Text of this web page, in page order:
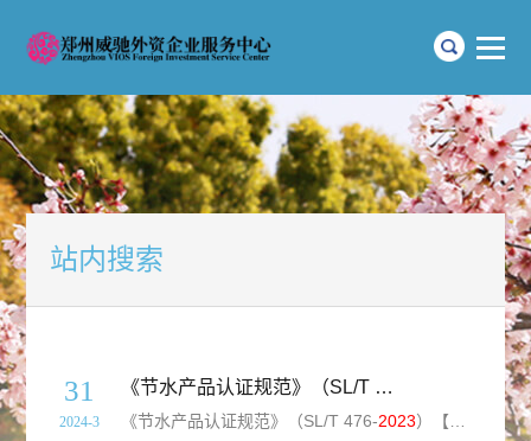
站内搜索
31
2024-3
《节水产品认证规范》（SL/T 476- ）【全
《节水产品认证规范》（SL/T 476-2023）【全文附高清无水印PDF+可编辑Word版下载】标准外文名称：Specification for water.saving product certification简介：本标准规定了节水产品认证的总体要求、认证程序、认证证书和认证标志。本标准适用于在国家相关行政管理部